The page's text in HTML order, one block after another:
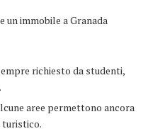
un immobile a Granada
richiesto da studenti,
aree permettono ancora
turistico.